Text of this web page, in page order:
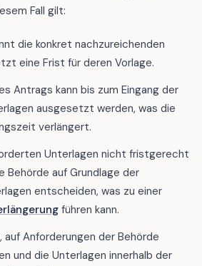
Fall gilt:
die konkret nachzureichenden
eine Frist für deren Vorlage.
Antrags kann bis zum Eingang der
ausgesetzt werden, was die
verlängert.
Unterlagen nicht fristgerecht
Behörde auf Grundlage der
entscheiden, was zu einer
führen kann.
auf Anforderungen der Behörde
und die Unterlagen innerhalb der